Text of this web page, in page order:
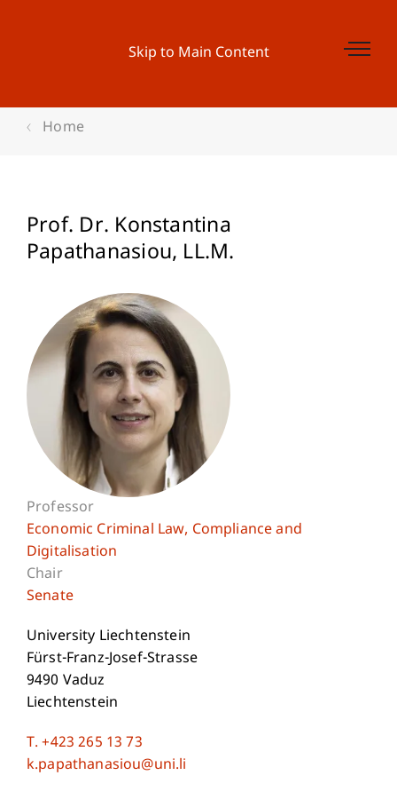
Skip to Main Content
Home
Prof. Dr. Konstantina
Papathanasiou LL.M.
Professor
Economic Criminal Law, Compliance and
Digitalisation
Chair
Senate
University Liechtenstein
Fürst-Franz-Josef-Strasse
9490 Vaduz
Liechtenstein
T. +423 265 13 73
k.papathanasiou@uni.li